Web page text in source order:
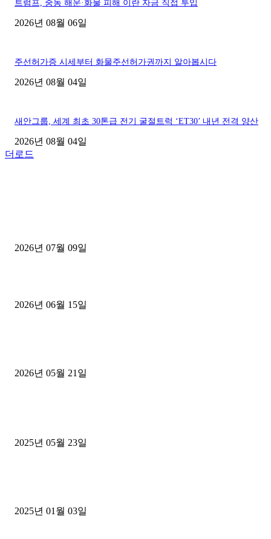
트럼프, 중동 해운·화물 피해 이란 자금 직접 투입
2026년 08월 06일
주선허가증 시세부터 화물주선허가권까지 알아봅시다
2026년 08월 04일
새안그룹, 세계 최초 30톤급 전기 굴절트럭 ‘ET30’ 내년 전격 양산
2026년 08월 04일
더로드
2026년 07월 09일
2026년 06월 15일
2026년 05월 21일
2025년 05월 23일
2025년 01월 03일